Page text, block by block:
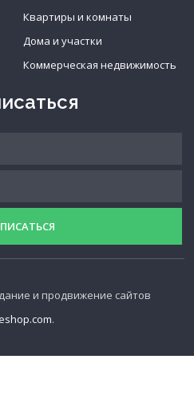
Квартиры и комнаты
Дома и участки
Коммерческая недвижимость
и продвижение сайтов
.